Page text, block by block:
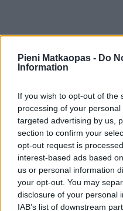
Pieni Matkaopas - Do
Information
If you wish to opt-out of the
processing of your
targeted advertising by us,
section to confirm your
opt-out request is
interest-based ads based
us or personal information
your opt-out. You may
disclosure of your personal
IAB’s list of downstream
Sadepäivien
aikaisempina